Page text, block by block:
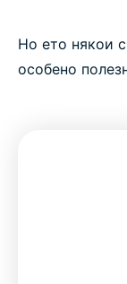
Но ето някои
особено